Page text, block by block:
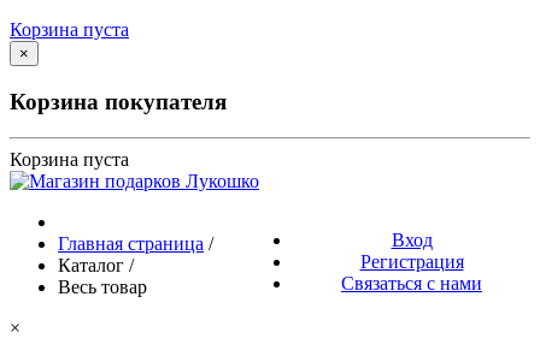
Корзина пуста
×
Корзина покупателя
Корзина пуста
Вход
Регистрация
Связаться с нами
Главная страница /
Каталог /
Весь товар
×